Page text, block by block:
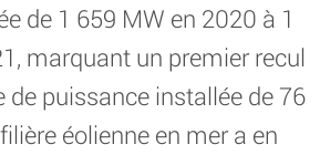
de 1 659 MW en 2020 à 1
marquant un premier recul
de puissance installée de 76
éolienne en mer a en